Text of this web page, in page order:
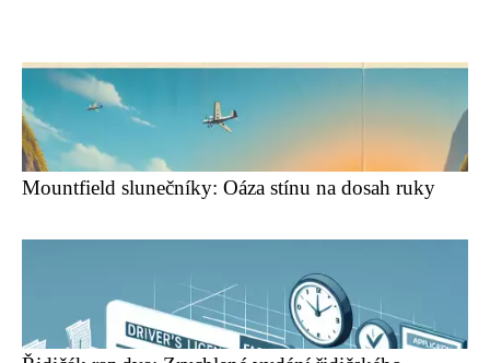
Mountfield slunečníky: Oáza stínu na dosah ruky